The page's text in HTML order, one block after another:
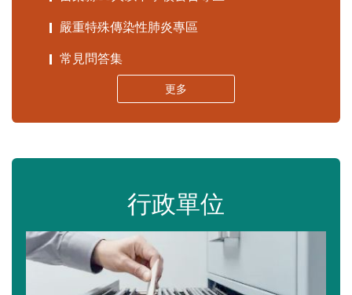
嚴重特殊傳染性肺炎專區
常見問答集
更多
行政單位